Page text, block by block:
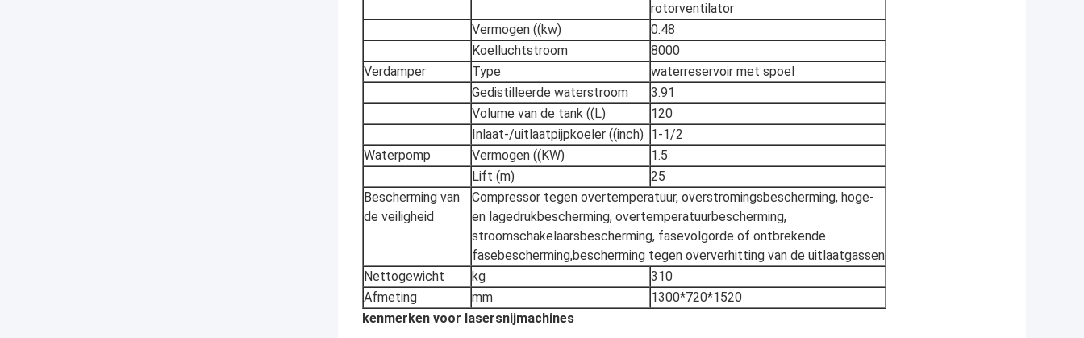
rotorventilator
Vermogen ((kw)
0.48
Koelluchtstroom
8000
Verdamper
Type
waterreservoir met spoel
Gedistilleerde waterstroom
3.91
Volume van de tank ((L)
120
Inlaat-/uitlaatpijpkoeler ((inch) 1-1/2
Waterpomp
Vermogen ((KW)
1.5
Lift (m)
25
Bescherming van
de veiligheid
Compressor tegen overtemperatuur, overstromingsbescherming, hoge-
en lagedrukbescherming, overtemperatuurbescherming,
stroomschakelaarsbescherming, fasevolgorde of ontbrekende
fasebescherming,bescherming tegen oververhitting van de uitlaatgassen
Nettogewicht
kg
310
Afmeting
mm
1300*720*1520
kenmerken voor lasersnijmachines